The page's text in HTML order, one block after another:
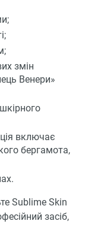
змін
Венери»
включає
бергамота,
Sublime Skin
засіб,